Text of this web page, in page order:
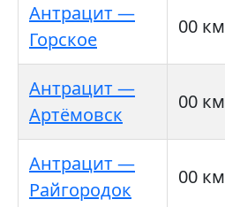
Антрацит —
Горское
00 км
Антрацит —
Артёмовск
00 км
Антрацит —
Райгородок
00 км